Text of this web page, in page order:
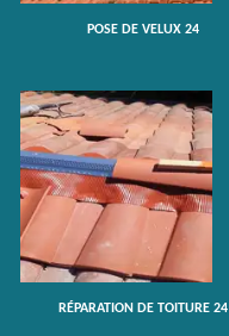
POSE DE VELUX 24
RÉPARATION DE TOITURE 24